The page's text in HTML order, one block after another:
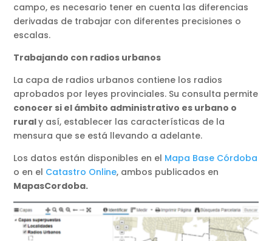
campo, es necesario tener en cuenta las diferencias
derivadas de trabajar con diferentes precisiones o
escalas.
Trabajando con radios urbanos
La capa de radios urbanos contiene los radios
aprobados por leyes provinciales. Su consulta permite
conocer si el ámbito administrativo es urbano o
ruraly así, establecer las características de la
mensura que se está llevando a adelante.
Los datos están disponibles en el Mapa Base Córdoba
o en el Catastro Online, ambos publicados en
MapasCordoba.